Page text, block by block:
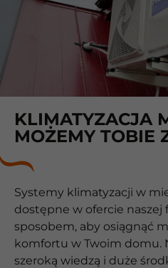
KLIMATYZACJA
MOŻEMY TOBIE
Systemy klimatyzacji w
dostępne w ofercie naszej
sposobem, aby osiągnąć
komfortu w Twoim domu.
szeroką wiedzą i duże